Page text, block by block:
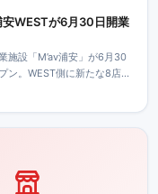
安WESTが6月30日開業
施設「M’av浦安」が6月30
ン。WEST側に新たな8店舗